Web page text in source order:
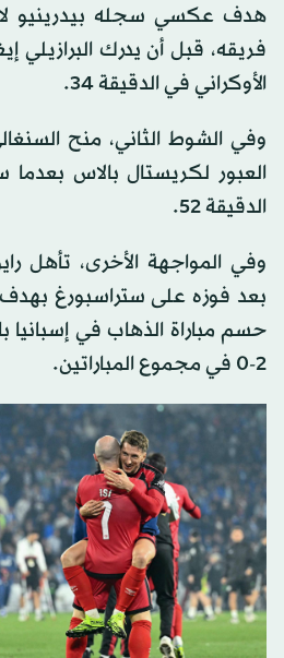
هدف عكسي سجله بيدرينيو
فريقه، قبل أن يدرك البرازيلي
الأوكراني في الدقيقة 34.
وفي الشوط الثاني، منح
العبور لكريستال بالاس
الدقيقة 52.
وفي المواجهة الأخرى، تأهل
بعد فوزه على ستراسبورغ
حسم مباراة الذهاب في إسبانيا
2-0 في مجموع المباراتين.